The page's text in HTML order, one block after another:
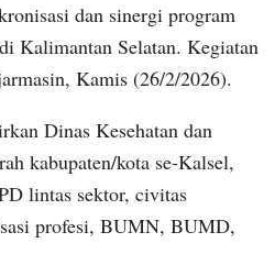
dan sinergi program
Kalimantan Selatan. Kegiatan
Kamis (26/2/2026).
Dinas Kesehatan dan
kabupaten/kota se-Kalsel,
lintas sektor, civitas
profesi, BUMN, BUMD,